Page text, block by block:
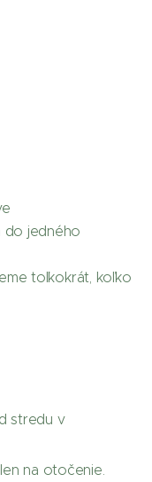
do jedného
toľkokrát, koľko
stredu v
na otočenie.